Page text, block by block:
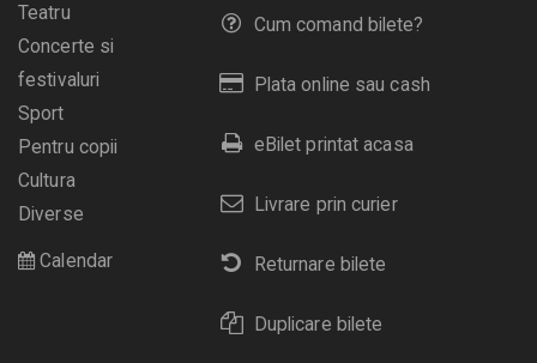
Cum comand bilete?
Plata online sau cash
eBilet printat acasa
Livrare prin curier
Returnare bilete
Duplicare bilete
Teatru
Concerte si
festivaluri
Sport
Pentru copii
Cultura
Diverse
Calendar